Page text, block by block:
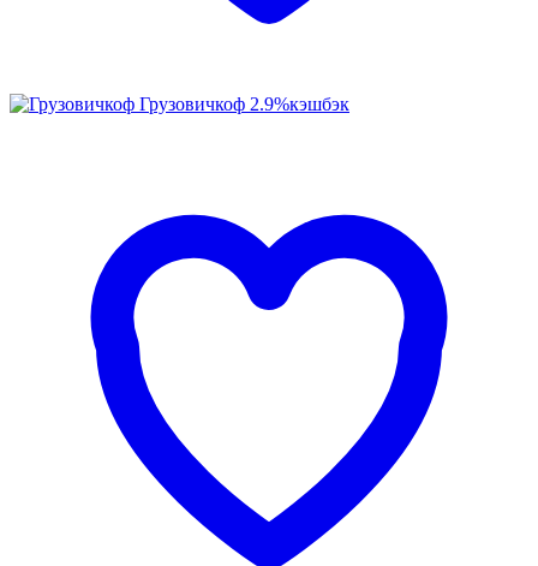
Грузовичкоф 2.9%кэшбэк